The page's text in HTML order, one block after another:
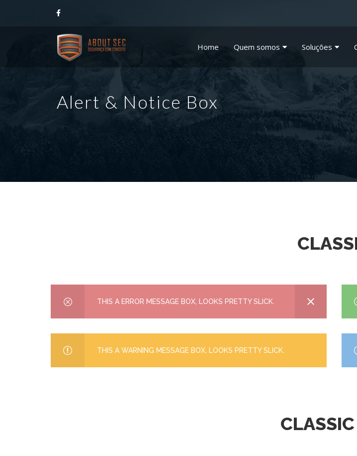
Home Quem somos Soluções
Alert & Notice Box
THIS A ERROR MESSAGE BOX, LOOKS PRETTY SLICK.
THIS A WARNING MESSAGE BOX, LOOKS PRETTY SLICK.